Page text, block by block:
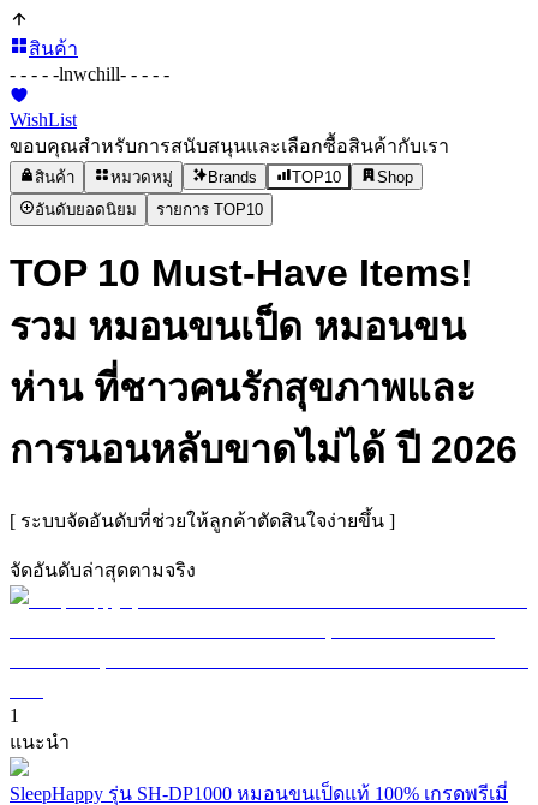
สินค้า
- - - - -lnwchill- - - - -
WishList
ขอบคุณสำหรับการสนับสนุนและเลือกซื้อสินค้ากับเรา
สินค้า หมวดหมู่ Brands TOP10
Shop
อันดับยอดนิยม
รายการ TOP10
TOP 10 Must-Have Items!
รวม หมอนขนเป็ด หมอนขน
ห่าน ที่ชาวคนรักสุขภาพและ
การนอนหลับขาดไม่ได้ ปี 2026
[ ระบบจัดอันดับที่ช่วยให้ลูกค้าตัดสินใจง่ายขึ้น ]
จัดอันดับล่าสุดตามจริง
1
แนะนำ
SleepHappy รุ่น SH-DP1000 หมอนขนเป็ดแท้ 100% เกรดพรีเมี่